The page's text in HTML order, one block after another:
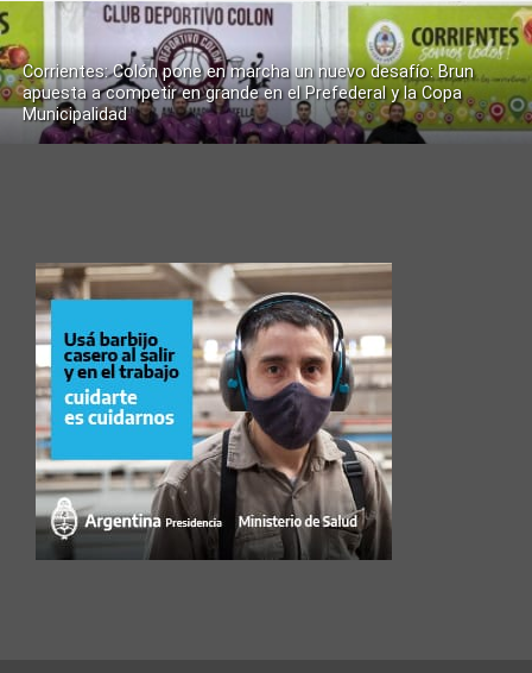
Corrientes: Colón pone en marcha un nuevo desafío: Brun
apuesta a competir en grande en el Prefederal y la Copa
Municipalidad